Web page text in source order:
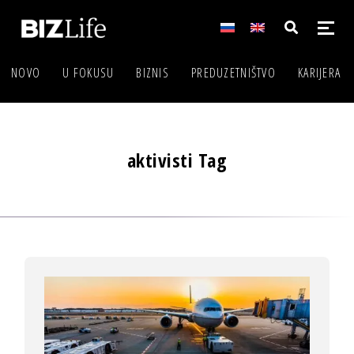
NOVO U FOKUSU BIZNIS PREDUZETNIŠTVO KARIJERA
aktivisti Tag